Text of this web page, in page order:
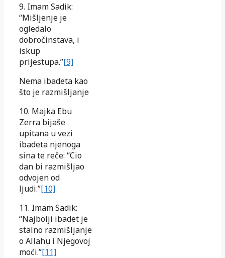
9. Imam Sadik:
“Mišljenje je
ogledalo
dobročinstava, i
iskup
prijestupa.”[9]
Nema ibadeta kao
što je razmišljanje
10. Majka Ebu
Zerra bijaše
upitana u vezi
ibadeta njenoga
sina te reče: “Cio
dan bi razmišljao
odvojen od
ljudi.”[10]
11. Imam Sadik:
“Najbolji ibadet je
stalno razmišljanje
o Allahu i Njegovoj
moći.”[11]